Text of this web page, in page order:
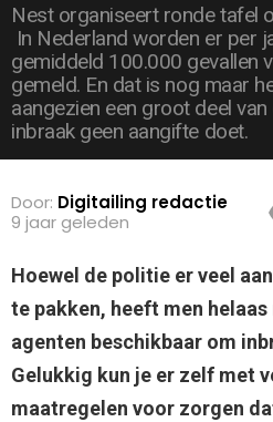
Nest organiseert ronde tafel
In Nederland worden er per
gemiddeld 100.000 gevallen
gemeld. En dat is nog maar
aangezien een groot deel
inbraak geen aangifte doet.
Door: Digitailing redactie
9 jaar geleden
Hoewel de politie er veel
te pakken, heeft men
agenten beschikbaar om
Gelukkig kun je er zelf met
maatregelen voor zorgen